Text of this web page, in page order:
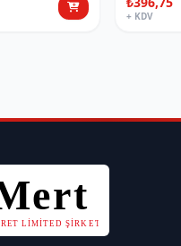
+ KDV